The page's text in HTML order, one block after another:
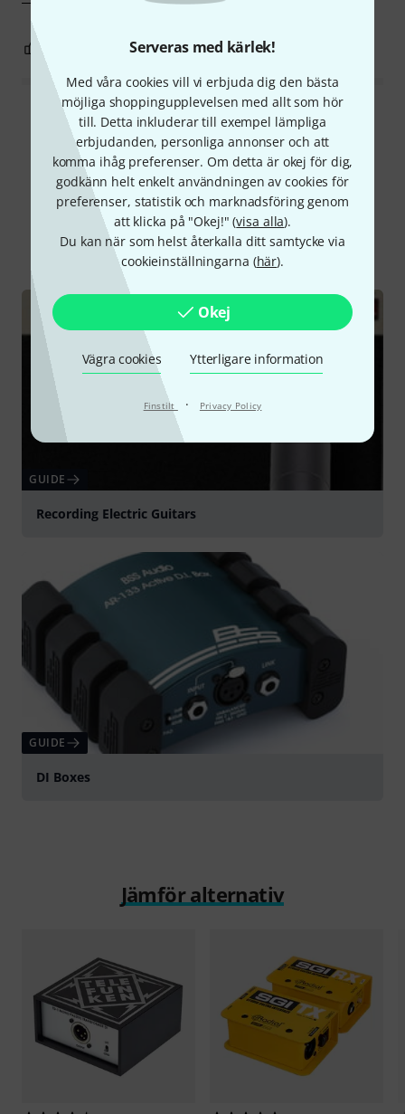
Serveras med kärlek!
Med våra cookies vill vi erbjuda dig den bästa
möjliga shoppingupplevelsen med allt som hör
till. Detta inkluderar till exempel lämpliga
erbjudanden, personliga annonser och att
komma ihåg preferenser. Om detta är okej för dig,
godkänn helt enkelt användningen av cookies för
preferenser, statistik och marknadsföring genom
att klicka på "Okej!" (visa alla).
Du kan när som helst återkalla ditt samtycke via
cookieinställningarna (här).
Okej
Vägra cookies Ytterligare information
Finstilt · Privacy Policy
ANMÄL RECENSION
Läs alla recensioner
Visste du?
Alla Onlineguide
GUIDE
Recording Electric Guitars
GUIDE
DI Boxes
Jämför alternativ